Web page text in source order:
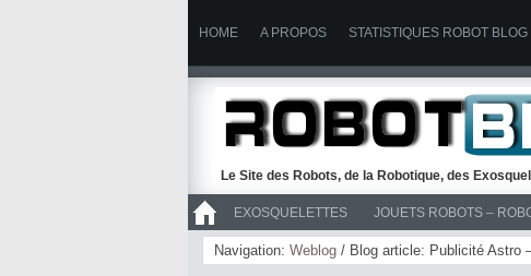
HOME A PROPOS STATISTIQUES ROBOT BLOG
Le Site des Robots, de la Robotique, des
EXOSQUELETTES JOUETS ROBOTS –
>> ROBOTS
Navigation: Weblog / Blog article: Publicité Astro